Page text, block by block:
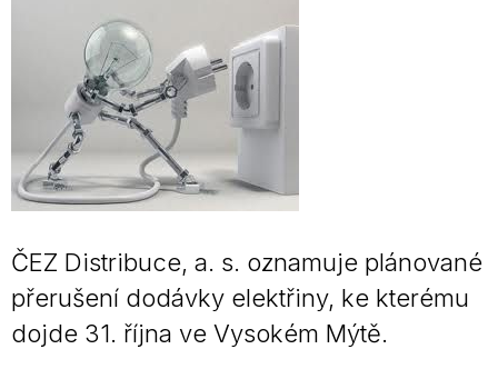
ČEZ Distribuce, a. s. oznamuje plánované
přerušení dodávky elektřiny, ke kterému
dojde 31. října ve Vysokém Mýtě.